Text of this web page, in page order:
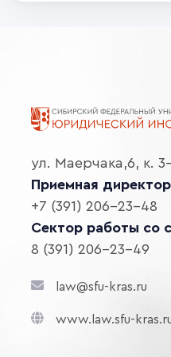
ул. Маерчака,6, к.
Приемная
+7 (391) 206-23-48
Сектор работы со
8 (391) 206-23-49
law@sfu-kras.ru
www.law.sfu-